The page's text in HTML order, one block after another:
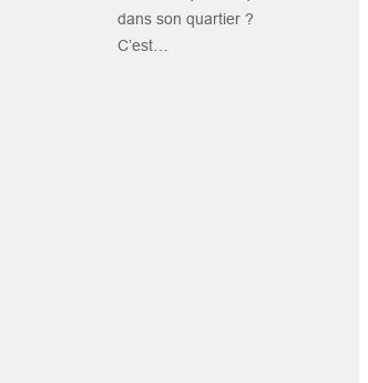
dans son quartier ?
C’est…